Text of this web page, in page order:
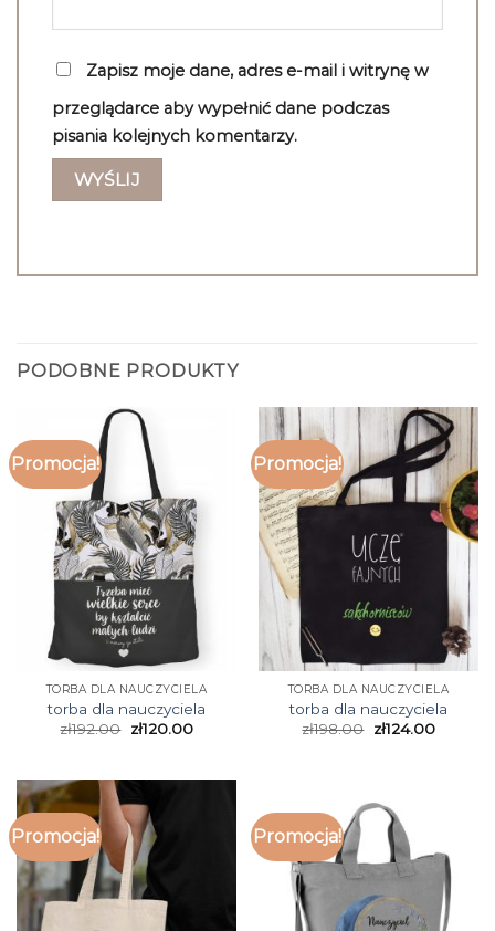
Zapisz moje dane, adres e-mail i witrynę w
przeglądarce aby wypełnić dane podczas
pisania kolejnych komentarzy.
PODOBNE PRODUKTY
Promocja!
TORBA DLA NAUCZYCIELA
torba dla nauczyciela
zł192.00 zł120.00
Promocja!
TORBA DLA NAUCZYCIELA
torba dla nauczyciela
zł198.00 zł124.00
Promocja! Promocja!